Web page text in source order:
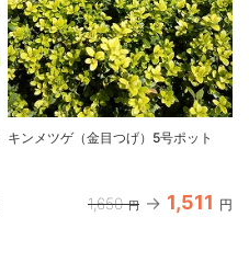
キンメツゲ（金目つげ）5号ポット
1,650 円 1,511 円